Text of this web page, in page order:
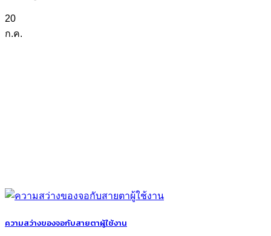
20
ก.ค.
ความสว่างของจอกับสายตาผู้ใช้งาน